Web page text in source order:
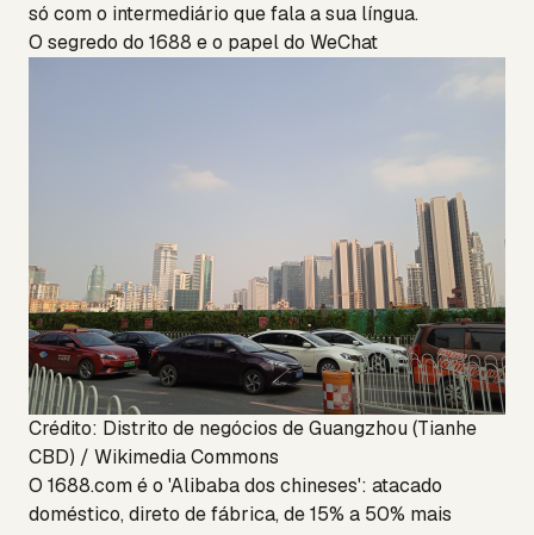
só com o intermediário que fala a sua língua.
O segredo do 1688 e o papel do WeChat
Crédito: Distrito de negócios de Guangzhou (Tianhe
CBD) / Wikimedia Commons
O 1688.com é o 'Alibaba dos chineses': atacado
doméstico, direto de fábrica, de 15% a 50% mais